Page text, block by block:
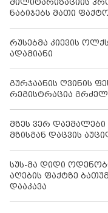
მილიტარიზაციის
ნაბიჯებს მათი
რუსებმა კიევის
ადამიანი
გურჯაანის ღვინის
რეგისტრაცია
მზეს ვერ დაემალები
მზისგან დაცვის
სუს-მა დიდი
აღების ფაქტზე
დააკავა